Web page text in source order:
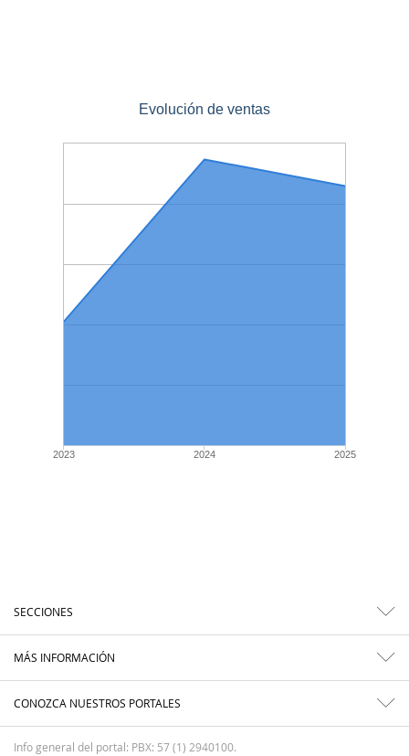
Evolución de ventas
2023 2024 2025
SECCIONES
MÁS INFORMACIÓN
CONOZCA NUESTROS PORTALES
Info general del portal: PBX: 57 (1) 2940100.